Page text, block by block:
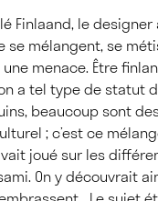
Finlaand, le
se mélangent, se
menace. Être
a tel type de statut
beaucoup sont
; c’est ce
joué sur les
On y découvrait